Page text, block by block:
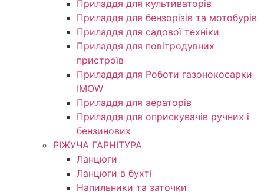
Приладдя для культиваторів
Приладдя для бензорізів та мотобурів
Приладдя для садової техніки
Приладдя для повітродувних
пристроїв
Приладдя для Роботи газонокосарки
IMOW
Приладдя для аераторів
Приладдя для оприскувачів ручних і
бензинових
РІЖУЧА ГАРНІТУРА
Ланцюги
Ланцюги в бухті
Напильники та заточки